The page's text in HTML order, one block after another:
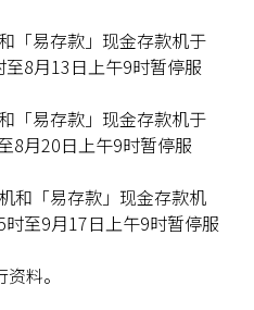
「易存款」现金存款机于
8月13日上午9时暂停服
「易存款」现金存款机于
8月20日上午9时暂停服
和「易存款」现金存款机
至9月17日上午9时暂停服
料。